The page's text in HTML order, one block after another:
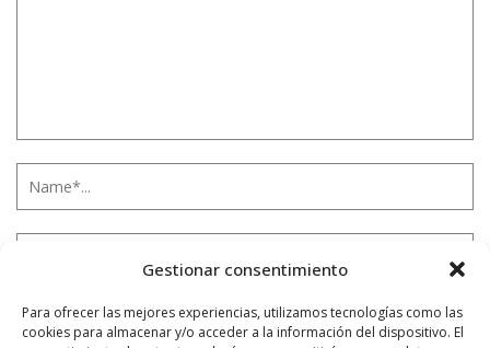
Gestionar consentimiento
Para ofrecer las mejores experiencias, utilizamos tecnologías como las
cookies para almacenar y/o acceder a la información del dispositivo. El